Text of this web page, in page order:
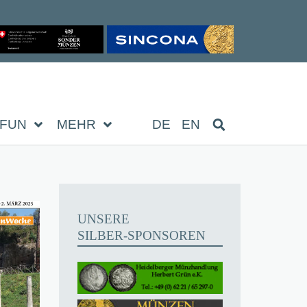
MEHR DE EN
UNSERE
SILBER-SPONSOREN